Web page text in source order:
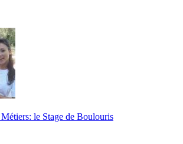
le Stage de Boulouris